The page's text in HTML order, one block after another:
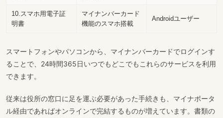
10.スマホ用電子証
明書
マイナンバーカード
機能のスマホ搭載
Androidユーザー
スマートフォンやパソコンから、マイナンバーカードでログインす
ることで、24時間365日いつでもどこでもこれらのサービスを利用
できます。
従来は役所の窓口に足を運ぶ必要があった手続きも、マイナポータ
ル経由であればオンラインで完結するものが増えています。書類の